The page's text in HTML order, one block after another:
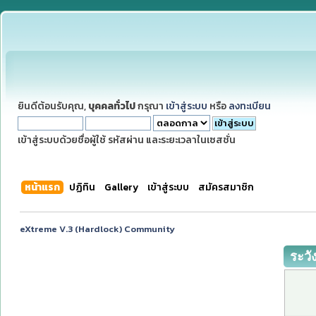
ยินดีต้อนรับคุณ, บุคคลทั่วไปกรุณา เข้าสู่ระบบ หรือ ลงทะเบียน
เข้าสู่ระบบด้วยชื่อผู้ใช้ รหัสผ่าน และระยะเวลาในเซสชั่น
หน้าแรก ปฏิทิน Gallery เข้าสู่ระบบ สมัครสมาชิก
eXtreme V.3 (Hardlock) Community
ระวั